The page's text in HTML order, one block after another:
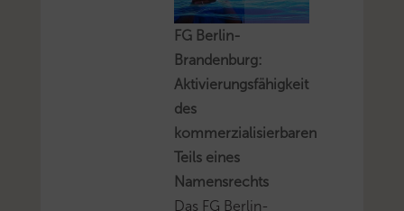
FG Berlin-
Brandenburg:
Aktivierungsfähigkeit
des
kommerzialisierbaren
Teils eines
Namensrechts
Das FG Berlin-